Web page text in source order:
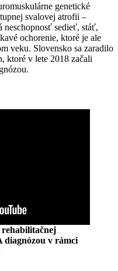
genetické
svalovej atrofii –
neschopnosť sedieť, stáť,
ochorenie, ktoré je ale
veku. Slovensko sa zaradilo
ktoré v lete 2018 začali
rehabilitačnej
diagnózou v rámci